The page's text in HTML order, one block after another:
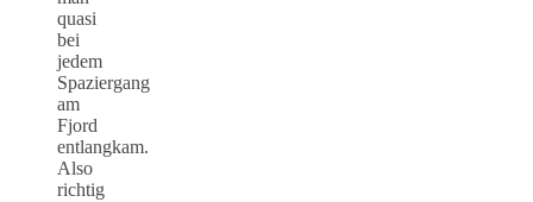
quasi
bei
jedem
Spaziergang
am
Fjord
entlangkam.
Also
richtig